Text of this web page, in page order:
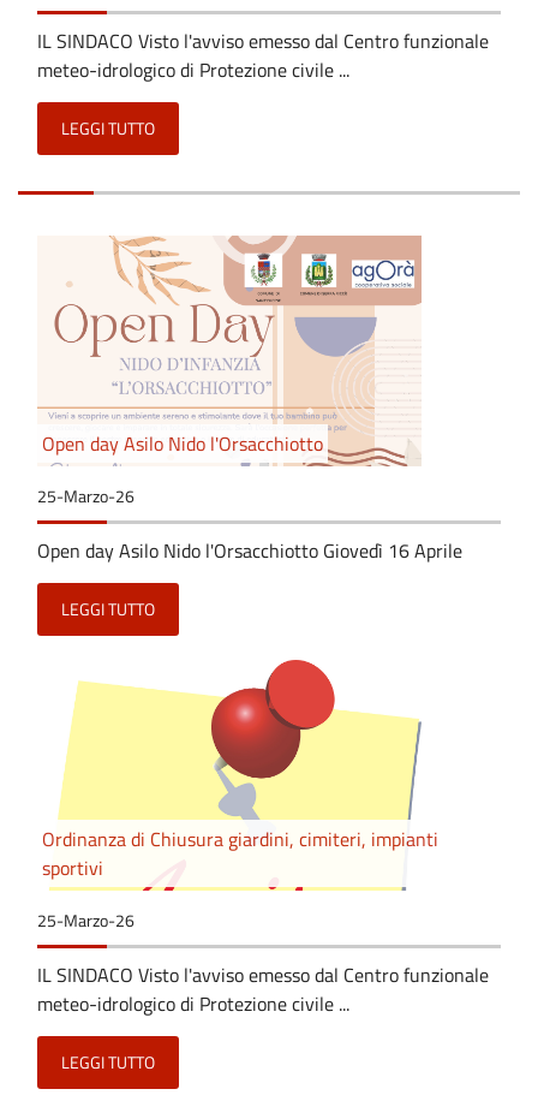
IL SINDACO Visto l'avviso emesso dal Centro funzionale
meteo-idrologico di Protezione civile ...
LEGGI TUTTO
Open day Asilo Nido l'Orsacchiotto
25-Marzo-26
Open day Asilo Nido l'Orsacchiotto Giovedì 16 Aprile
LEGGI TUTTO
Ordinanza di Chiusura giardini, cimiteri, impianti
sportivi
25-Marzo-26
IL SINDACO Visto l'avviso emesso dal Centro funzionale
meteo-idrologico di Protezione civile ...
LEGGI TUTTO